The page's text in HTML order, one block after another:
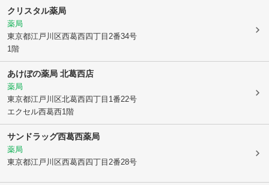
クリスタル薬局
薬局
東京都江戸川区西葛西四丁目2番34号
1階
あけぼの薬局 北葛西店
薬局
東京都江戸川区北葛西四丁目1番22号
エクセル西葛西1階
サンドラッグ西葛西薬局
薬局
東京都江戸川区西葛西四丁目2番28号